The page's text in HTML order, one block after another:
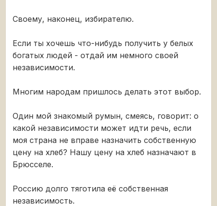
Своему, наконец, избирателю.
Если ты хочешь что-нибудь получить у белых
богатых людей - отдай им немного своей
независимости.
Многим народам пришлось делать этот выбор.
Один мой знакомый румын, смеясь, говорит: о
какой независимости может идти речь, если
моя страна не вправе назначить собственную
цену на хлеб? Нашу цену на хлеб назначают в
Брюсселе.
Россию долго тяготила её собственная
независимость.